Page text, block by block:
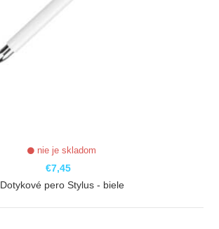
nie je skladom
€7,45
Dotykové pero Stylus - biele